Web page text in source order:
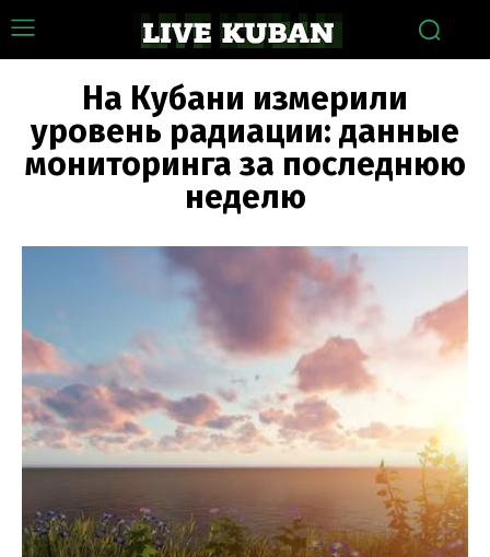
На Кубани измерили
уровень радиации: данные
мониторинга за последнюю
неделю